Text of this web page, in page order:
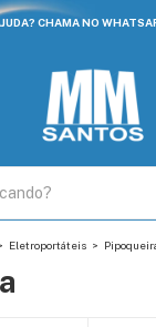
CHAMA NO
Eletroportáteis >